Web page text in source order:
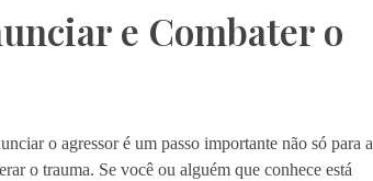
e Combater o
o agressor é um passo importante não só para a
o trauma. Se você ou alguém que conhece está